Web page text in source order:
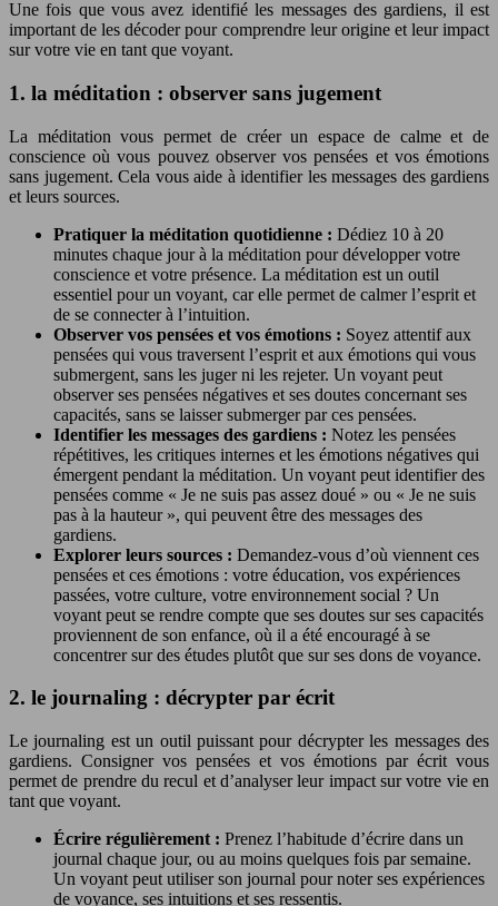
Une fois que vous avez identifié les messages des gardiens, il est
important de les décoder pour comprendre leur origine et leur impact
sur votre vie en tant que voyant.
1. la méditation : observer sans jugement
La méditation vous permet de créer un espace de calme et de
conscience où vous pouvez observer vos pensées et vos émotions
sans jugement. Cela vous aide à identifier les messages des gardiens
et leurs sources.
Pratiquer la méditation quotidienne : Dédiez 10 à 20
minutes chaque jour à la méditation pour développer votre
conscience et votre présence. La méditation est un outil
essentiel pour un voyant, car elle permet de calmer l’esprit et
de se connecter à l’intuition.
Observer vos pensées et vos émotions : Soyez attentif aux
pensées qui vous traversent l’esprit et aux émotions qui vous
submergent, sans les juger ni les rejeter. Un voyant peut
observer ses pensées négatives et ses doutes concernant ses
capacités, sans se laisser submerger par ces pensées.
Identifier les messages des gardiens : Notez les pensées
répétitives, les critiques internes et les émotions négatives qui
émergent pendant la méditation. Un voyant peut identifier des
pensées comme « Je ne suis pas assez doué » ou « Je ne suis
pas à la hauteur », qui peuvent être des messages des
gardiens.
Explorer leurs sources : Demandez-vous d’où viennent ces
pensées et ces émotions : votre éducation, vos expériences
passées, votre culture, votre environnement social ? Un
voyant peut se rendre compte que ses doutes sur ses capacités
proviennent de son enfance, où il a été encouragé à se
concentrer sur des études plutôt que sur ses dons de voyance.
2. le journaling : décrypter par écrit
Le journaling est un outil puissant pour décrypter les messages des
gardiens. Consigner vos pensées et vos émotions par écrit vous
permet de prendre du recul et d’analyser leur impact sur votre vie en
tant que voyant.
Écrire régulièrement : Prenez l’habitude d’écrire dans un
journal chaque jour, ou au moins quelques fois par semaine.
Un voyant peut utiliser son journal pour noter ses expériences
de voyance, ses intuitions et ses ressentis.